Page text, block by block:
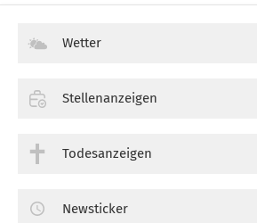
Wetter
Stellenanzeigen
Todesanzeigen
Newsticker